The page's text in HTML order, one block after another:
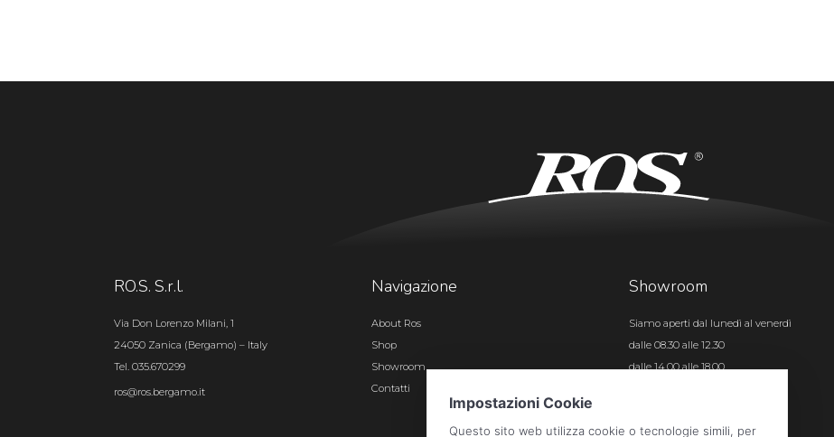
RO.S. S.r.l.
Via Don Lorenzo Milani, 1
24050 Zanica (Bergamo) – Italy
Tel. 035.670299
ros@ros.bergamo.it
Navigazione
About Ros
Shop
Showroom
Contatti
Showroom
Siamo aperti dal lunedì al venerdì
dalle 08.30 alle 12.30
dalle 14.00 alle 18.00